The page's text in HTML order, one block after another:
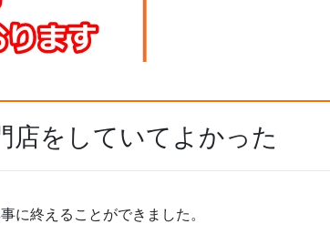
店をしていてよかった
に終えることができました。